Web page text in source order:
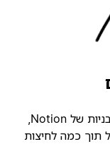
להעלות את התבנית שלכם לגלריית התבניות של Notion,
כמה לחיצות